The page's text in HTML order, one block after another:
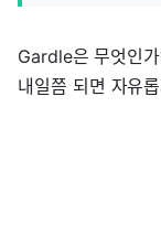
Gardle은 무엇인
내일쯤 되면 자유